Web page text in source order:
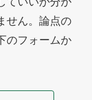
せん。論点の
のフォームか